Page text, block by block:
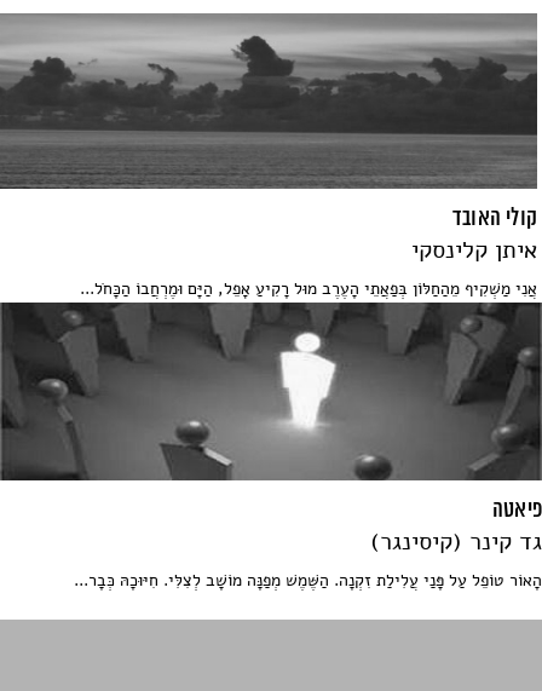
קולי האובד
איתן קלינסקי
אֲנִי מַשְׁקִיף מֵהַחַלּוֹן בְּפַאֲתֵי הָעֶרֶב מוּּל רָקִיעַ אָפֵל, הַיָּם וּמֶרְחֲבוֹ הַכָּחֹל...
פיאטה
גד קינר (קיסינגר)
הָאוֹר טוֹפֵל עַל פָּנַי עֲלִילַת זִקְנָה. הַשֶּׁמֶשׁ מְפַנָּה מוֹשָׁב לְצִלִּי. חִיּוּכָהּ כְּבָר...